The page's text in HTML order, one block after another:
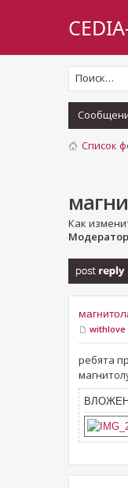
Список
Как
Ответить
withlove
ребята